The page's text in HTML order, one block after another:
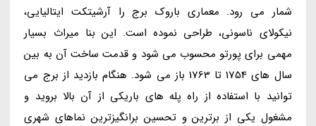
شمار می رود. معماری باروک برج را آرشیتکت ایتالیایی،
نیکولای ناسونی، طراحی نموده است. این بنا میراث بسیار
مهمی برای پورتو محسوب می شود و قدمت ساخت آن به بین
سال های 1754 تا 1763 باز می شود. هنگام بازدید از برج می
توانید با استفاده از راه پله های باریکی از آن بالا بروید و
مشغول یکی از برترین و تحسین برانگیزترین نماهای شهری